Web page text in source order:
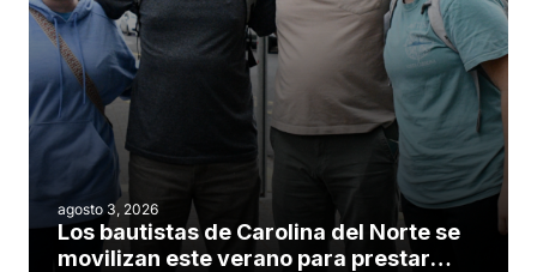
agosto 3, 2026
Los bautistas de Carolina del Norte se
movilizan este verano para prestar